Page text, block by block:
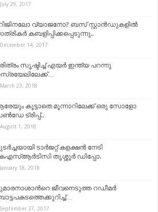
July 29, 2017
വ്യാജനോ? ബസ് സ്റ്റാന്‍ഡുകളില്‍
കബളിപ്പിക്കപ്പെടുന്നു..
December 14, 2017
സൃഷ്ടിച്ച് എയർ ഇന്ത്യ പറന്നു
March 23, 2018
കൂട്ടാതെ മൂന്നാറിലേക്ക് ഒരു സോളോ
ട്രിപ്പ്..
August 1, 2018
ടാര്‍ജറ്റ് കളക്ഷന്‍ നേടി
തൃശ്ശൂര്‍ ഡിപ്പോ.
January 18, 2018
ജീവനെടുത്ത റഡീമര്‍
September 27, 2017